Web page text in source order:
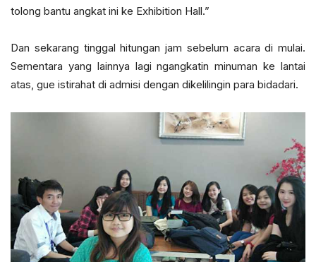
tolong bantu angkat ini ke Exhibition Hall.”
Dan sekarang tinggal hitungan jam sebelum acara di mulai.
Sementara yang lainnya lagi ngangkatin minuman ke lantai
atas, gue istirahat di admisi dengan dikelilingin para bidadari.